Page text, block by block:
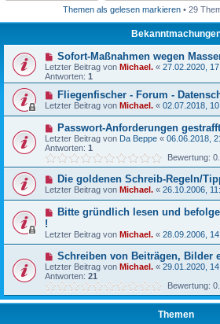
Themen als gelesen markieren • 29
Sofort-Maßnahmen wegen
Letzter Beitrag von Michael. « 27.02.2020,
Antworten: 1
Fliegenfischer - Forum -
Letzter Beitrag von Michael. « 02.07.2018,
Passwort-Anforderungen gestrafft
Letzter Beitrag von Da Beppe « 06.06.2018,
Antworten: 1
Bewertung:
Die goldenen Schreib-Regeln/
Letzter Beitrag von Michael. « 26.10.2006,
Bitte gründlich lesen und
!
Letzter Beitrag von Michael. « 28.09.2006,
Schreiben von Beiträgen, Bilder
Letzter Beitrag von Michael. « 29.01.2020,
Antworten: 21
Bewertung:
Themen